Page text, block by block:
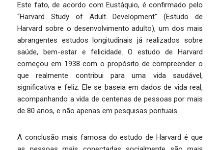
Este fato, de acordo com Eustáquio, é confirmado pelo
“Harvard Study of Adult Development” (Estudo de
Harvard sobre o desenvolvimento adulto), um dos mais
abrangentes estudos longitudinais já realizados sobre
saúde, bem-estar e felicidade. O estudo de Harvard
começou em 1938 com o propósito de compreender o
que realmente contribui para uma vida saudável,
significativa e feliz. Ele se baseia em dados de vida real,
acompanhando a vida de centenas de pessoas por mais
de 80 anos, e não apenas em pesquisas pontuais.
A conclusão mais famosa do estudo de Harvard é que